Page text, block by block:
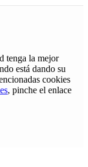
tenga la mejor
está dando su
cookies
, pinche el enlace